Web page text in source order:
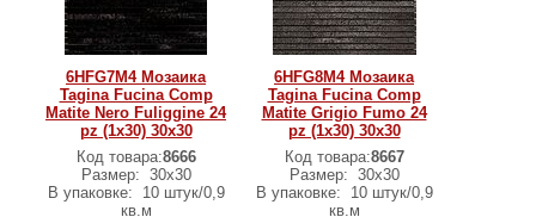
6HFG7M4 Мозаика
Tagina Fucina Comp
Matite Nero Fuliggine 24
pz (1x30) 30x30
Код товара:8666
Размер: 30x30
В упаковке:
10 штук/0,9
кв.м
6HFG8M4 Мозаика
Tagina Fucina Comp
Matite Grigio Fumo 24
pz (1x30) 30x30
Код товара:8667
Размер: 30x30
В упаковке:
10 штук/0,9
кв.м